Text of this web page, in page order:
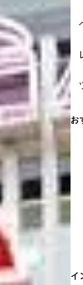
お
イ